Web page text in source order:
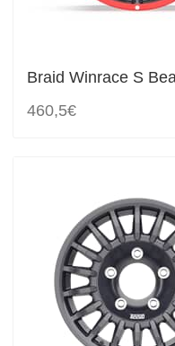
Braid Winrace S
460,5€